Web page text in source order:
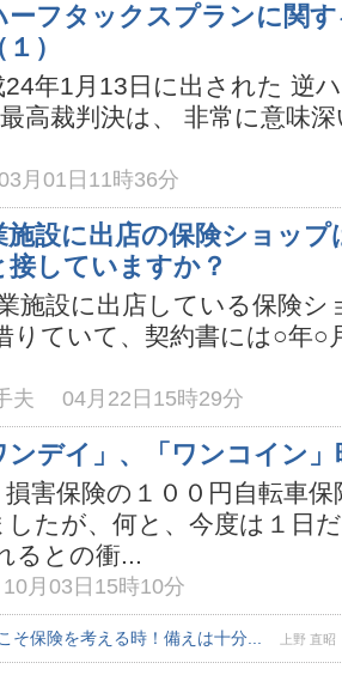
ーフタックスプランに関
）
24年1月13日に出された 逆
高裁判決は、 非常に意味
01日11時36分
施設に出店の保険ショッ
接していますか？
施設に出店している保険シ
りていて、契約書には○年○
夫 04月22日15時29分
ンデイ」、「ワンコイン
損害保険の１００円自転車
したが、何と、今度は１日
るとの衝...
月03日15時10分
そ保険を考える時！備えは十分... 上野 直昭